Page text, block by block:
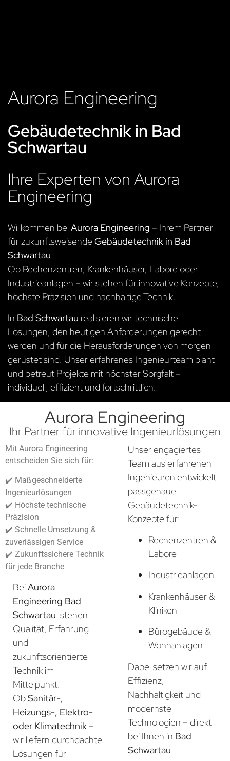
Aurora Engineering
Gebäudetechnik in Bad
Schwartau
Ihre Experten von Aurora
Engineering
Willkommen beiAurora Engineering – Ihrem Partner
für zukunftsweisendeGebäudetechnik in Bad
Schwartau.
Ob Rechenzentren, Krankenhäuser, Labore oder
Industrieanlagen – wir stehen für innovative Konzepte,
höchste Präzision und nachhaltige Technik.
In Bad Schwartau realisieren wir technische
Lösungen, den heutigen Anforderungen gerecht
werden und für die Herausforderungen von morgen
gerüstet sind. Unser erfahrenes Ingenieurteam plant
und betreut Projekte mit höchster Sorgfalt –
individuell, effizient und fortschrittlich.
Aurora Engineering
Ihr Partner für innovative Ingenieurlösungen
Mit Aurora Engineering
entscheiden Sie sich für:
✔️ Maßgeschneiderte
Ingenieurlösungen
✔️ Höchste technische
Präzision
✔️ Schnelle Umsetzung &
zuverlässigen Service
✔️ Zukunftssichere Technik
für jede Branche
BeiAurora
Engineering Bad
Schwartau stehen
Qualität, Erfahrung
und
zukunftsorientierte
Technik im
Mittelpunkt.
ObSanitär-,
Heizungs-, Elektro-
oder Klimatechnik –
wir liefern durchdachte
Lösungen für
Unser engagiertes
Team aus erfahrenen
Ingenieuren entwickelt
passgenaue
Gebäudetechnik-
Konzepte für:
Rechenzentren &
Labore
Industrieanlagen
Krankenhäuser &
Kliniken
Bürogebäude &
Wohnanlagen
Dabei setzen wir auf
Effizienz,
Nachhaltigkeit und
modernste
Technologien – direkt
bei Ihnen in Bad
Schwartau.